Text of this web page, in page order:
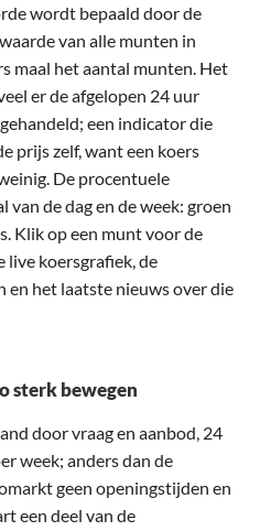
wordt bepaald door de
van alle munten in
maal het aantal munten. Het
er de afgelopen 24 uur
een indicator die
prijs zelf, want een koers
De procentuele
de dag en de week: groen
Klik op een munt voor de
live koersgrafiek, de
en het laatste nieuws over die
sterk bewegen
door vraag en aanbod, 24
week; anders dan de
geen openingstijden en
een deel van de